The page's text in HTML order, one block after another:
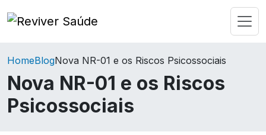
HomeBlogNova NR-01 e os Riscos Psicossociais
Nova NR-01 e os Riscos
Psicossociais